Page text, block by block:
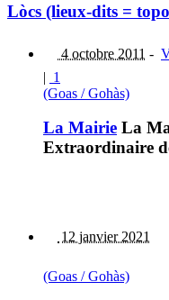
Lòcs (lieux-dits =
4 octobre 2011 -
| 1
(Goas / Gohàs)
La Mairie La
Extraordinaire
12 janvier 2021
(Goas / Gohàs)